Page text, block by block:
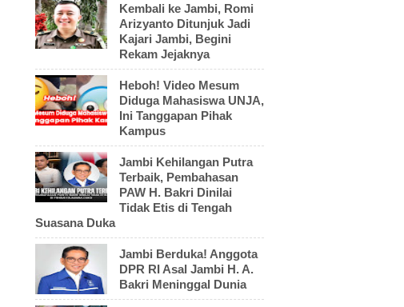
Kembali ke Jambi, Romi
Arizyanto Ditunjuk Jadi
Kajari Jambi, Begini
Rekam Jejaknya
Heboh! Video Mesum
Diduga Mahasiswa UNJA,
Ini Tanggapan Pihak
Kampus
Jambi Kehilangan Putra
Terbaik, Pembahasan
PAW H. Bakri Dinilai
Tidak Etis di Tengah
Suasana Duka
Jambi Berduka! Anggota
DPR RI Asal Jambi H. A.
Bakri Meninggal Dunia